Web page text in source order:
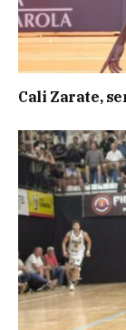
Cali Zarate,